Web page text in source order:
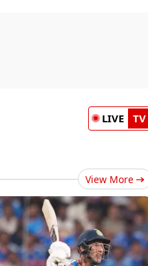
LIVE TV
View More